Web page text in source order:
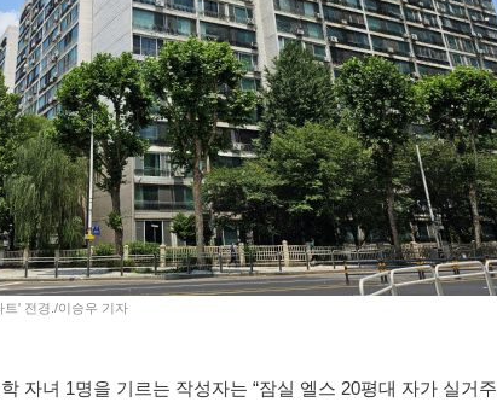
' 전경./이승우 기자
자녀 1명을 기르는 작성자는 “잠실 엘스 20평대 자가 실거주